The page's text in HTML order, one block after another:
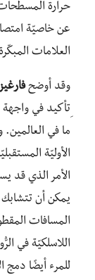
حرارة المسطّحات
عن خاصيّة
العلامات
وقد أوضح
ِتأكيد في واجهة
ما في العالمين.
الأوليّة
الأمر الذي قد
يمكن أن
المسافات
اللاسلكيّة في
للمرء أيضًا دمج